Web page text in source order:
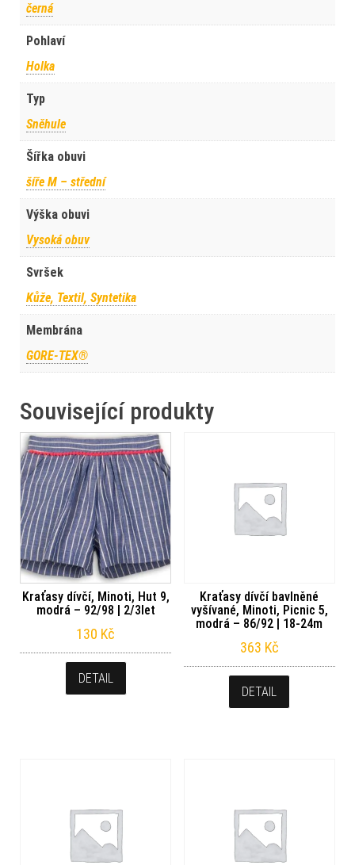
černá
Pohlaví
Holka
Typ
Sněhule
Šířka obuvi
šíře M – střední
Výška obuvi
Vysoká obuv
Svršek
Kůže, Textil, Syntetika
Membrána
GORE-TEX®
Související produkty
Kraťasy dívčí, Minoti, Hut 9,
modrá – 92/98 | 2/3let
130 Kč
DETAIL
Kraťasy dívčí bavlněné
vyšívané, Minoti, Picnic 5,
modrá – 86/92 | 18-24m
363 Kč
DETAIL